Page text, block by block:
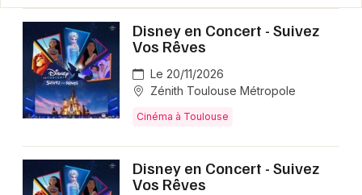
Disney en Concert - Suivez
Vos Rêves
Le 20/11/2026
Zénith Toulouse Métropole
Cinéma à Toulouse
Disney en Concert - Suivez
Vos Rêves